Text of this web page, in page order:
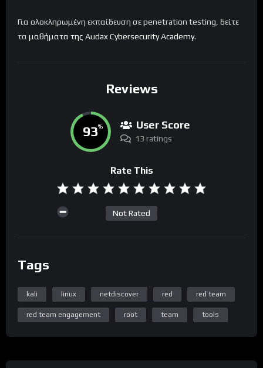
Για ολοκληρωμένη εκπαίδευση σε penetration testing, δείτε
τα μαθήματα της Audax Cybersecurity Academy.
Reviews
93% User Score
13 ratings
Rate This
Not Rated
Tags
kali linux netdiscover red red team
red team engagement root team tools